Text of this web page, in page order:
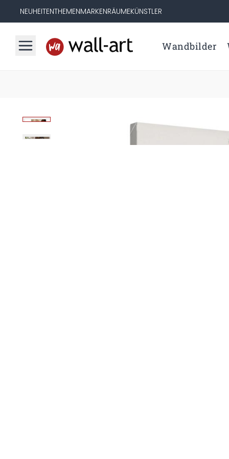
NEUHEITENTHEMENMARKENRÄUMEKÜNSTLER
Wandbilder